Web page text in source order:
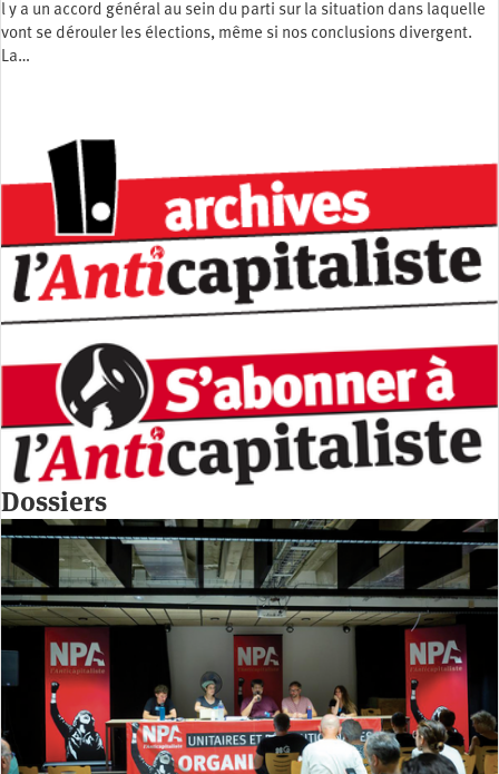
l y a un accord général au sein du parti sur la situation dans laquelle
vont se dérouler les élections, même si nos conclusions divergent.
La…
Dossiers